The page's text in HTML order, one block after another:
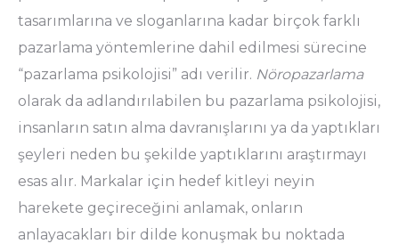
tasarımlarına ve sloganlarına kadar birçok farklı
pazarlama yöntemlerine dahil edilmesi sürecine
“pazarlama psikolojisi” adı verilir. Nöropazarlama
olarak da adlandırılabilen bu pazarlama psikolojisi,
insanların satın alma davranışlarını ya da yaptıkları
şeyleri neden bu şekilde yaptıklarını araştırmayı
esas alır. Markalar için hedef kitleyi neyin
harekete geçireceğini anlamak, onların
anlayacakları bir dilde konuşmak bu noktada